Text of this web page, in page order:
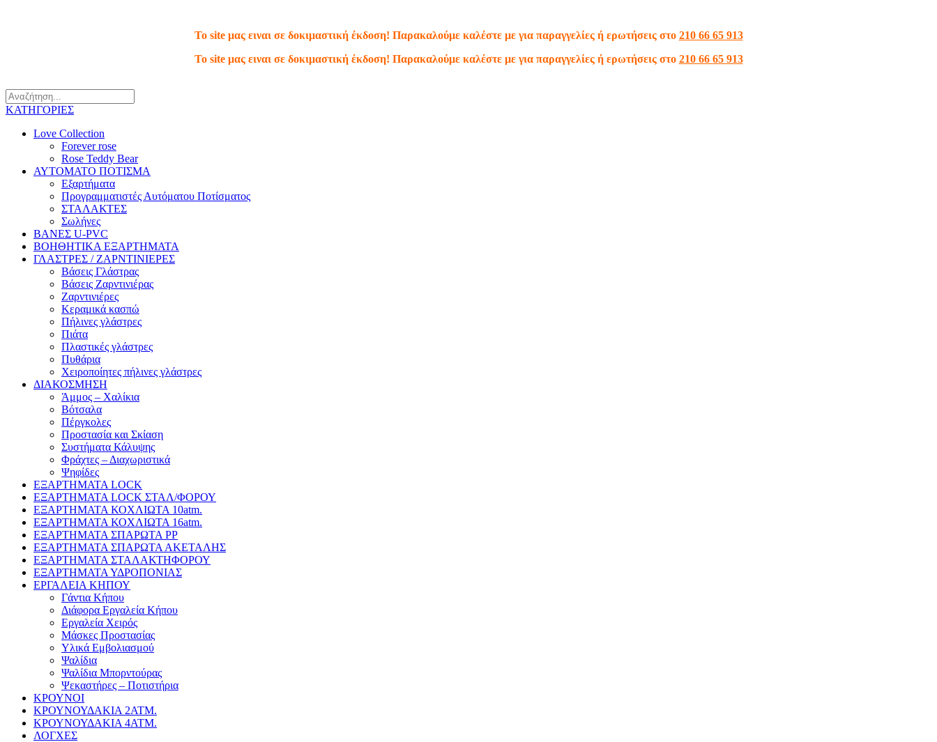
To site μας ειναι σε δοκιμαστική έκδοση! Παρακαλούμε καλέστε με για παραγγελίες ή ερωτήσεις στο 210 66 65 913
To site μας ειναι σε δοκιμαστική έκδοση! Παρακαλούμε καλέστε με για παραγγελίες ή ερωτήσεις στο 210 66 65 913
ΚΑΤΗΓΟΡΙΕΣ
Love Collection
Forever rose
Rose Teddy Bear
ΑΥΤΟΜΑΤΟ ΠΟΤΙΣΜΑ
Εξαρτήματα
Προγραμματιστές Αυτόματου Ποτίσματος
ΣΤΑΛΑΚΤΕΣ
Σωλήνες
ΒΑΝΕΣ U-PVC
ΒΟΗΘΗΤΙΚΑ ΕΞΑΡΤΗΜΑΤΑ
ΓΛΑΣΤΡΕΣ / ΖΑΡΝΤΙΝΙΕΡΕΣ
Βάσεις Γλάστρας
Βάσεις Ζαρντινιέρας
Ζαρντινιέρες
Κεραμικά κασπώ
Πήλινες γλάστρες
Πιάτα
Πλαστικές γλάστρες
Πυθάρια
Χειροποίητες πήλινες γλάστρες
ΔΙΑΚΟΣΜΗΣΗ
Άμμος – Χαλίκια
Βότσαλα
Πέργκολες
Προστασία και Σκίαση
Συστήματα Κάλυψης
Φράχτες – Διαχωριστικά
Ψηφίδες
ΕΞΑΡΤΗΜΑΤΑ LOCK
ΕΞΑΡΤΗΜΑΤΑ LOCK ΣΤΑΛ/ΦΟΡΟΥ
ΕΞΑΡΤΗΜΑΤΑ ΚΟΧΛΙΩΤΑ 10atm.
ΕΞΑΡΤΗΜΑΤΑ ΚΟΧΛΙΩΤΑ 16atm.
ΕΞΑΡΤΗΜΑΤΑ ΣΠΑΡΩΤΑ PP
ΕΞΑΡΤΗΜΑΤΑ ΣΠΑΡΩΤΑ ΑΚΕΤΑΛΗΣ
ΕΞΑΡΤΗΜΑΤΑ ΣΤΑΛΑΚΤΗΦΟΡΟΥ
ΕΞΑΡΤΗΜΑΤΑ ΥΔΡΟΠΟΝΙΑΣ
ΕΡΓΑΛΕΙΑ ΚΗΠΟΥ
Γάντια Κήπου
Διάφορα Εργαλεία Κήπου
Εργαλεία Χειρός
Μάσκες Προστασίας
Υλικά Εμβολιασμού
Ψαλίδια
Ψαλίδια Μπορντούρας
Ψεκαστήρες – Ποτιστήρια
ΚΡΟΥΝΟΙ
ΚΡΟΥΝΟΥΔΑΚΙΑ 2ΑΤΜ.
ΚΡΟΥΝΟΥΔΑΚΙΑ 4ΑΤΜ.
ΛΟΓΧΕΣ